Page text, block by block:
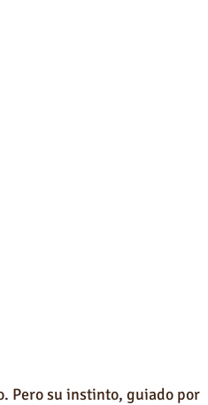
Pero su instinto, guiado por